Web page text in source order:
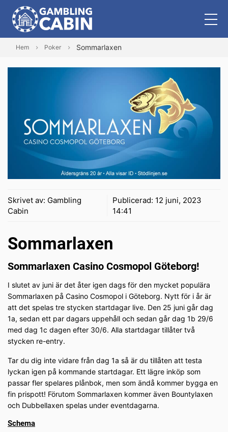
Hem Poker Sommarlaxen
Skrivet av: Gambling
Cabin
Publicerad: 12 juni, 2023
14:41
Sommarlaxen
Sommarlaxen Casino Cosmopol Göteborg!
I slutet av juni är det åter igen dags för den mycket populära
Sommarlaxen på Casino Cosmopol i Göteborg. Nytt för i år är
att det spelas tre stycken startdagar live. Den 25 juni går dag
1a, sedan ett par dagars uppehåll och sedan går dag 1b 29/6
med dag 1c dagen efter 30/6. Alla startdagar tillåter två
stycken re-entry.
Tar du dig inte vidare från dag 1a så är du tillåten att testa
lyckan igen på kommande startdagar. Ett lägre inköp som
passar fler spelares plånbok, men som ändå kommer bygga en
fin prispott! Förutom Sommarlaxen kommer även Bountylaxen
och Dubbellaxen spelas under eventdagarna.
Schema